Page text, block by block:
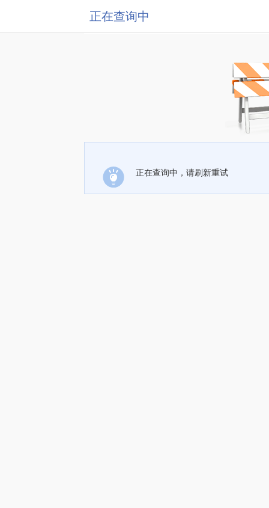
正在查询中
正在查询中，请刷新重试